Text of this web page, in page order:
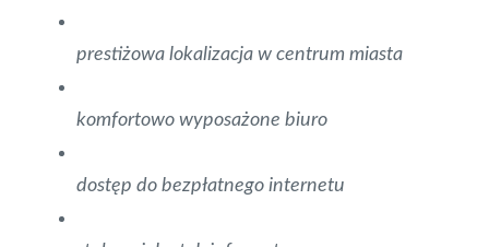
prestiżowa lokalizacja w centrum miasta
komfortowo wyposażone biuro
dostęp do bezpłatnego internetu